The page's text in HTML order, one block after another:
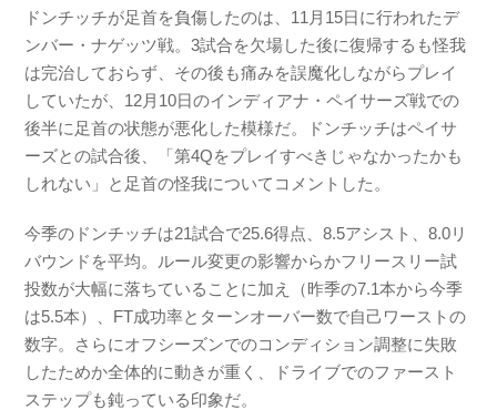
ドンチッチが足首を負傷したのは、11月15日に行われたデ
ンバー・ナゲッツ戦。3試合を欠場した後に復帰するも怪我
は完治しておらず、その後も痛みを誤魔化しながらプレイ
していたが、12月10日のインディアナ・ペイサーズ戦での
後半に足首の状態が悪化した模様だ。ドンチッチはペイサ
ーズとの試合後、「第4Qをプレイすべきじゃなかったかも
しれない」と足首の怪我についてコメントした。
今季のドンチッチは21試合で25.6得点、8.5アシスト、8.0リ
バウンドを平均。ルール変更の影響からかフリースリー試
投数が大幅に落ちていることに加え（昨季の7.1本から今季
は5.5本）、FT成功率とターンオーバー数で自己ワーストの
数字。さらにオフシーズンでのコンディション調整に失敗
したためか全体的に動きが重く、ドライブでのファースト
ステップも鈍っている印象だ。